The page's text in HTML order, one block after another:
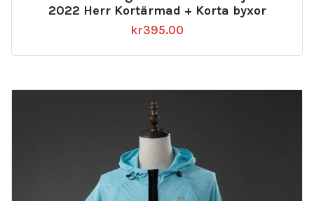
2022 Herr Kortärmad + Korta byxor
kr395.00